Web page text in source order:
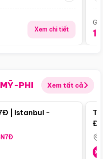
Xem chi tiết
PHI Xem tất cả
Điểm nổi bật
| Istanbul -